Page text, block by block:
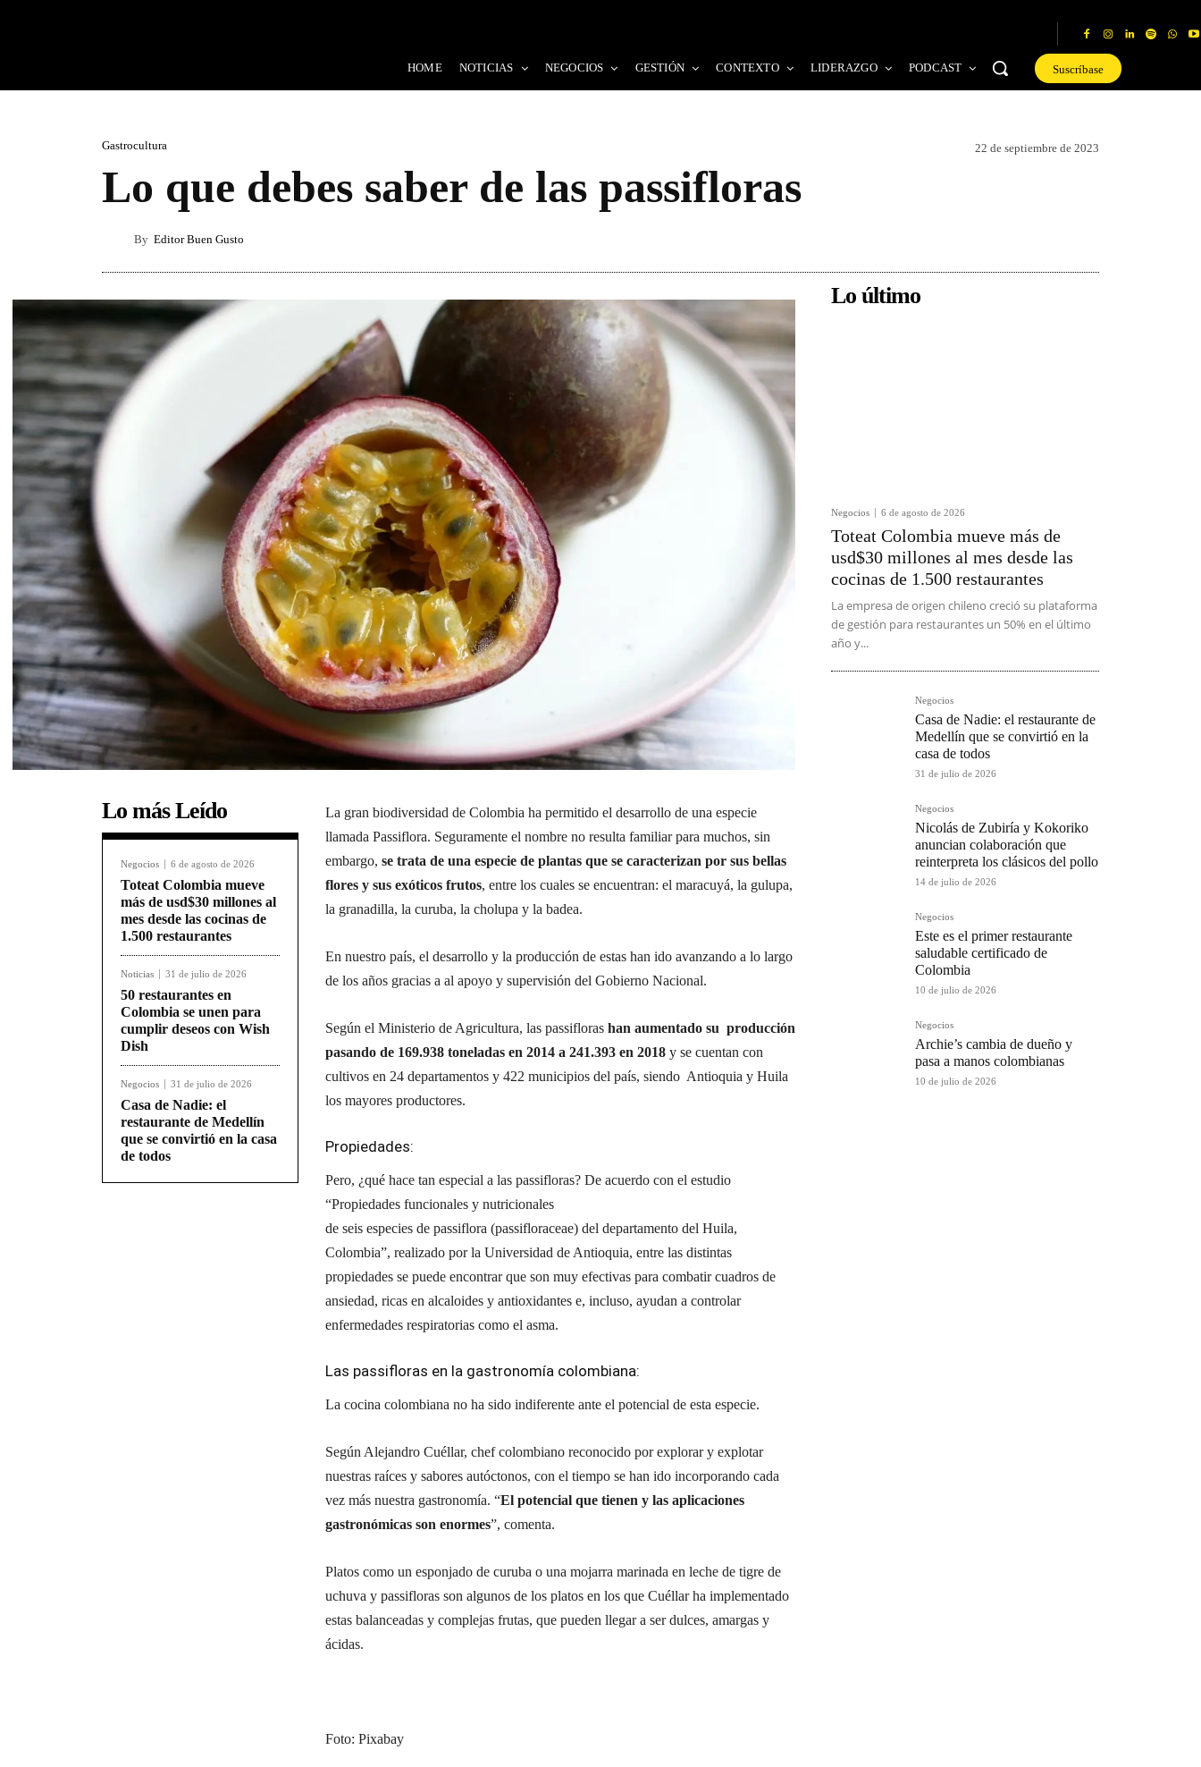
HOME NOTICIAS NEGOCIOS GESTIÓN CONTEXTO LIDERAZGO PODCAST Suscríbase
Gastrocultura 22 de septiembre de 2023
Lo que debes saber de las passifloras
By Editor Buen Gusto
Lo más Leído
Negocios 6 de agosto de 2026
Toteat Colombia mueve
más de usd$30 millones al
mes desde las cocinas de
1.500 restaurantes
Noticias 31 de julio de 2026
50 restaurantes en
Colombia se unen para
cumplir deseos con Wish
Dish
Negocios 31 de julio de 2026
Casa de Nadie: el
restaurante de Medellín
que se convirtió en la casa
de todos
La gran biodiversidad de Colombia ha permitido el desarrollo de una especie
llamada Passiflora. Seguramente el nombre no resulta familiar para muchos, sin
embargo, se trata de una especie de plantas que se caracterizan por sus bellas
flores y sus exóticos frutos, entre los cuales se encuentran: el maracuyá, la gulupa,
la granadilla, la curuba, la cholupa y la badea.
En nuestro país, el desarrollo y la producción de estas han ido avanzando a lo largo
de los años gracias a al apoyo y supervisión del Gobierno Nacional.
Según el Ministerio de Agricultura, las passifloras han aumentado su producción
pasando de 169.938 toneladas en 2014 a 241.393 en 2018 y se cuentan con
cultivos en 24 departamentos y 422 municipios del país, siendo Antioquia y Huila
los mayores productores.
Propiedades:
Pero, ¿qué hace tan especial a las passifloras? De acuerdo con el estudio
“Propiedades funcionales y nutricionales
de seis especies de passiflora (passifloraceae) del departamento del Huila,
Colombia”, realizado por la Universidad de Antioquia, entre las distintas
propiedades se puede encontrar que son muy efectivas para combatir cuadros de
ansiedad, ricas en alcaloides y antioxidantes e, incluso, ayudan a controlar
enfermedades respiratorias como el asma.
Las passifloras en la gastronomía colombiana:
La cocina colombiana no ha sido indiferente ante el potencial de esta especie.
Según Alejandro Cuéllar, chef colombiano reconocido por explorar y explotar
nuestras raíces y sabores autóctonos, con el tiempo se han ido incorporando cada
vez más nuestra gastronomía. “El potencial que tienen y las aplicaciones
gastronómicas son enormes”, comenta.
Platos como un esponjado de curuba o una mojarra marinada en leche de tigre de
uchuva y passifloras son algunos de los platos en los que Cuéllar ha implementado
estas balanceadas y complejas frutas, que pueden llegar a ser dulces, amargas y
ácidas.
Foto: Pixabay
Lo último
Negocios 6 de agosto de 2026
Toteat Colombia mueve más de
usd$30 millones al mes desde las
cocinas de 1.500 restaurantes
La empresa de origen chileno creció su plataforma
de gestión para restaurantes un 50% en el último
año y...
Negocios
Casa de Nadie: el restaurante de
Medellín que se convirtió en la
casa de todos
31 de julio de 2026
Negocios
Nicolás de Zubiría y Kokoriko
anuncian colaboración que
reinterpreta los clásicos del pollo
14 de julio de 2026
Negocios
Este es el primer restaurante
saludable certificado de
Colombia
10 de julio de 2026
Negocios
Archie’s cambia de dueño y
pasa a manos colombianas
10 de julio de 2026